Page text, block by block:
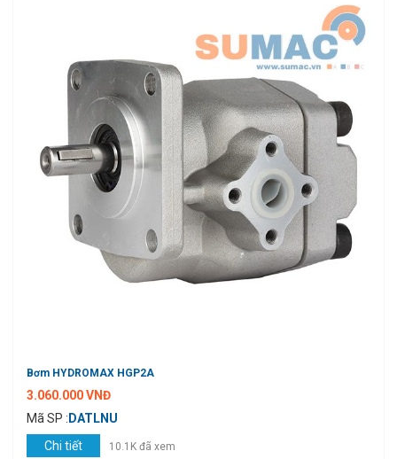
Bơm HYDROMAX HGP2A
3.060.000 VNĐ
Mã SP : DATLNU
Chi tiết
10.1K đã xem